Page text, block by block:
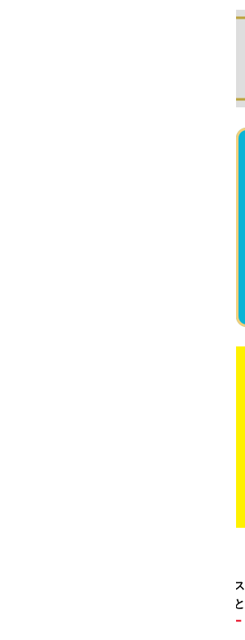
。ガソリンス
タンドや整備工場の既存インフラを活用すること
リー